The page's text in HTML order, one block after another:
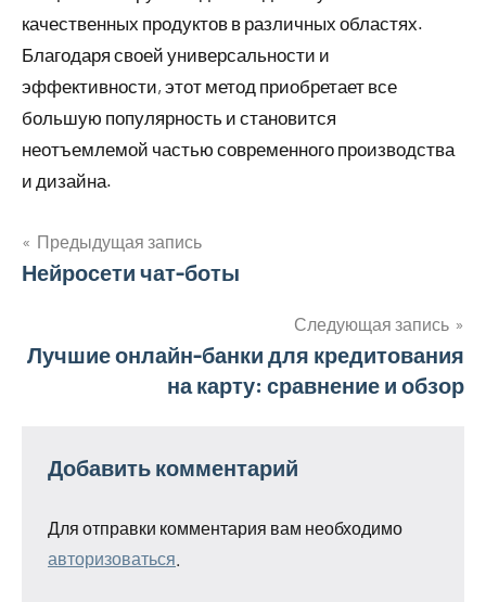
качественных продуктов в различных областях.
Благодаря своей универсальности и
эффективности, этот метод приобретает все
большую популярность и становится
неотъемлемой частью современного производства
и дизайна.
Навигация
записям
Предыдущая запись
Нейросети чат-боты
Следующая запись
Лучшие онлайн-банки для кредитования
на карту: сравнение и обзор
Добавить комментарий
Для отправки комментария вам необходимо
авторизоваться